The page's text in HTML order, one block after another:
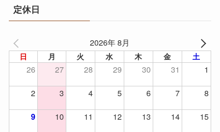
定休日
2026年 8月
日 月 火 水 木 金 土
26 27 28 29 30 31
1
2
3 4 5 6 7 8
9 10 11 12 13 14
15